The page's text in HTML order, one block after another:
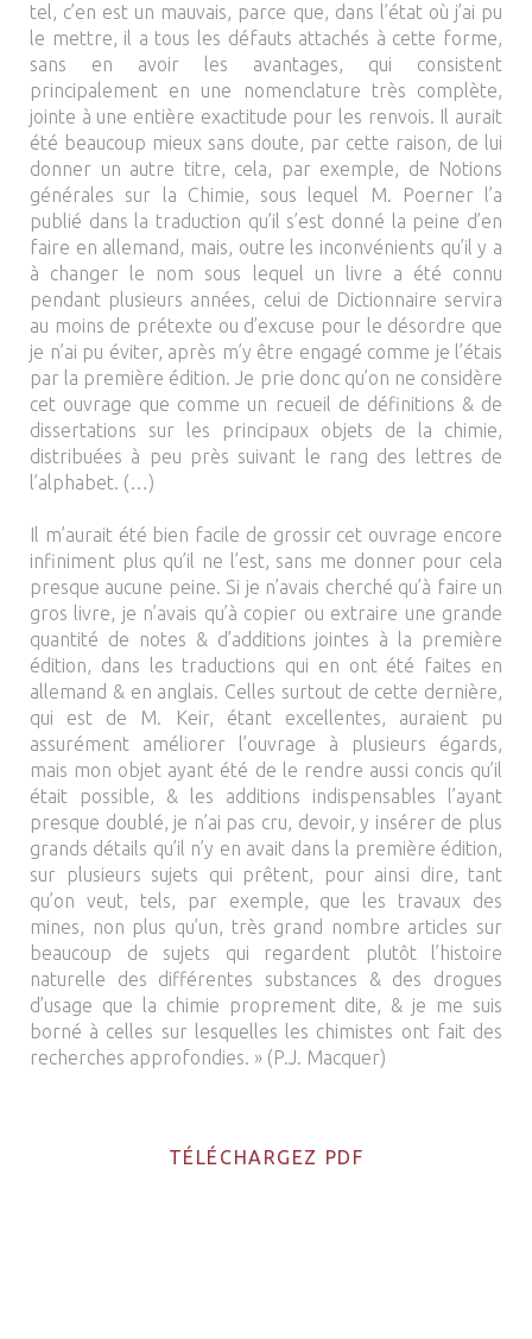
tel, c’en est un mauvais, parce que, dans l’état où j’ai pu
le mettre, il a tous les défauts attachés à cette forme,
sans en avoir les avantages, qui consistent
principalement en une nomenclature très complète,
jointe à une entière exactitude pour les renvois. Il aurait
été beaucoup mieux sans doute, par cette raison, de lui
donner un autre titre, cela, par exemple, de Notions
générales sur la Chimie, sous lequel M. Poerner l’a
publié dans la traduction qu’il s’est donné la peine d’en
faire en allemand, mais, outre les inconvénients qu’il y a
à changer le nom sous lequel un livre a été connu
pendant plusieurs années, celui de Dictionnaire servira
au moins de prétexte ou d’excuse pour le désordre que
je n’ai pu éviter, après m’y être engagé comme je l’étais
par la première édition. Je prie donc qu’on ne considère
cet ouvrage que comme un recueil de définitions & de
dissertations sur les principaux objets de la chimie,
distribuées à peu près suivant le rang des lettres de
l’alphabet. (…)
Il m’aurait été bien facile de grossir cet ouvrage encore
infiniment plus qu’il ne l’est, sans me donner pour cela
presque aucune peine. Si je n’avais cherché qu’à faire un
gros livre, je n’avais qu’à copier ou extraire une grande
quantité de notes & d’additions jointes à la première
édition, dans les traductions qui en ont été faites en
allemand & en anglais. Celles surtout de cette dernière,
qui est de M. Keir, étant excellentes, auraient pu
assurément améliorer l’ouvrage à plusieurs égards,
mais mon objet ayant été de le rendre aussi concis qu’il
était possible, & les additions indispensables l’ayant
presque doublé, je n’ai pas cru, devoir, y insérer de plus
grands détails qu’il n’y en avait dans la première édition,
sur plusieurs sujets qui prêtent, pour ainsi dire, tant
qu’on veut, tels, par exemple, que les travaux des
mines, non plus qu’un, très grand nombre articles sur
beaucoup de sujets qui regardent plutôt l’histoire
naturelle des différentes substances & des drogues
d’usage que la chimie proprement dite, & je me suis
borné à celles sur lesquelles les chimistes ont fait des
recherches approfondies. » (P.J. Macquer)
TÉLÉCHARGEZ PDF